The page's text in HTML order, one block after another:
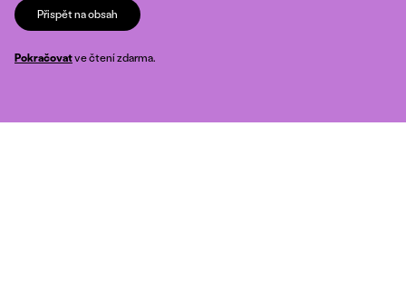
Přispět na obsah
Pokračovatve čtení zdarma.